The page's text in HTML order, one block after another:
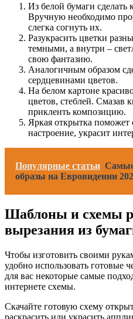
Из белой бумаги сделать
Вручную необходимо
слегка согнуть их.
Разукрасить цветки
темными, а внутри –
свою фантазию.
Аналогичным образом
сердцевинами цветов.
На белом картоне
цветов, стеблей. Смазав
приклеить композицию.
Яркая открытка поможет
настроение, украсит
Популярные статьи
образы на Евровидении
Шаблоны и схемы
вырезания из
Чтобы изготовить своими
удобно использовать готовые
для вас некоторые самые
интернете схемы.
Скачайте готовую схему
раскрасить или украсить